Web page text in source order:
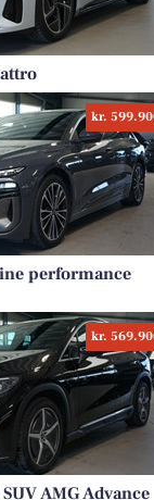
kr.
performance
kr.
AMG Advance